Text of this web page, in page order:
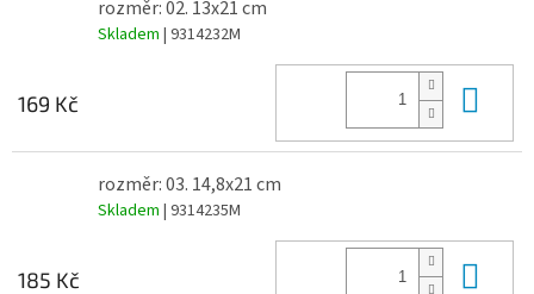
rozměr: 02. 13x21 cm
Skladem | 9314232M
169 Kč
rozměr: 03. 14,8x21 cm
Skladem | 9314235M
185 Kč